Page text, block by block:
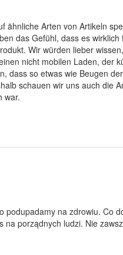
ähnliche Arten von Artikeln
das Gefühl, dass es wirklich
Wir würden lieber
nicht mobilen Laden, der
dass so etwas wie Beugen
schauen wir uns auch die
war.
podupadamy na zdrowiu. Co
na porządnych ludzi. Nie